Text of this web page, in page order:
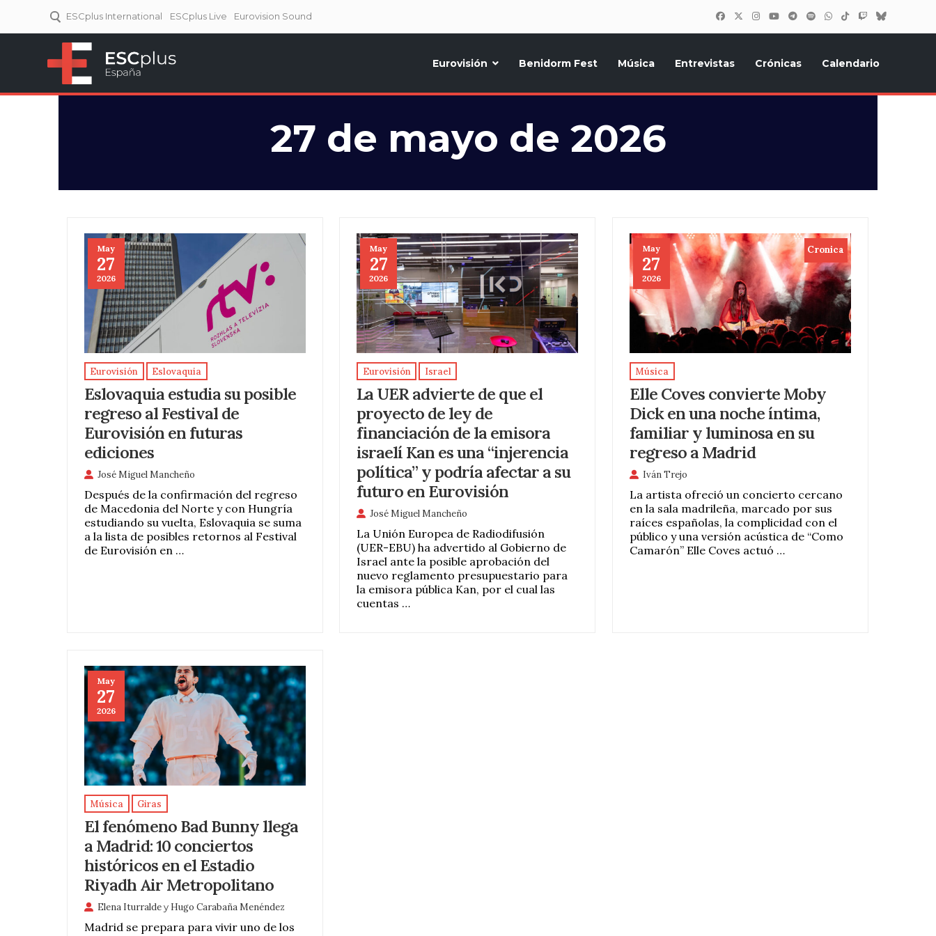
ESCplus International ESCplus Live Eurovision Sound
Eurovisión Benidorm Fest Música Entrevistas Crónicas Calendario
27 de mayo de 2026
May
27
2026
Eurovisión Eslovaquia
Eslovaquia estudia su posible
regreso al Festival de
Eurovisión en futuras
ediciones
José Miguel Mancheño
Después de la confirmación del regreso
de Macedonia del Norte y con Hungría
estudiando su vuelta, Eslovaquia se suma
a la lista de posibles retornos al Festival
de Eurovisión en …
May
27
2026
Eurovisión Israel
La UER advierte de que el
proyecto de ley de
financiación de la emisora
israelí Kan es una “injerencia
política” y podría afectar a su
futuro en Eurovisión
José Miguel Mancheño
La Unión Europea de Radiodifusión
(UER-EBU) ha advertido al Gobierno de
Israel ante la posible aprobación del
nuevo reglamento presupuestario para
la emisora pública Kan, por el cual las
cuentas …
May
27
2026
Cronica
Música
Elle Coves convierte Moby
Dick en una noche íntima,
familiar y luminosa en su
regreso a Madrid
Iván Trejo
La artista ofreció un concierto cercano
en la sala madrileña, marcado por sus
raíces españolas, la complicidad con el
público y una versión acústica de “Como
Camarón” Elle Coves actuó …
May
27
2026
Música Giras
El fenómeno Bad Bunny llega
a Madrid: 10 conciertos
históricos en el Estadio
Riyadh Air Metropolitano
Elena Iturraldey Hugo Carabaña Menéndez
Madrid se prepara para vivir uno de los